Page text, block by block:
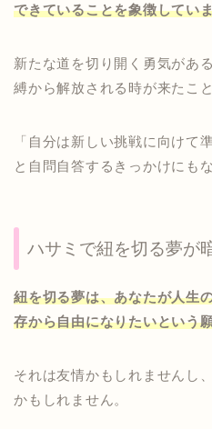
できていることを象徴してい
新たな道を切り開く勇気があ
縛から解放される時が来たこ
「自分は新しい挑戦に向けて
と自問自答するきっかけにも
ハサミで紐を切る夢が
紐を切る夢は、あなたが人生
存から自由になりたいという
それは友情かもしれませんし
かもしれません。